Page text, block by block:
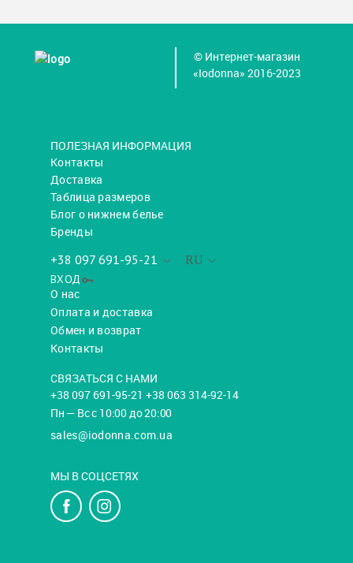
© Интернет-магазин
«Iodonna» 2016-2023
ПОЛЕЗНАЯ ИНФОРМАЦИЯ
Контакты
Доставка
Таблица размеров
Блог о нижнем белье
Бренды
RU
+38 097 691-95-21
ВХОД
О нас
Оплата и доставка
Обмен и возврат
Контакты
СВЯЗАТЬСЯ С НАМИ
+38 097 691-95-21 +38 063 314-92-14
Пн — Вс с 10:00 до 20:00
sales@iodonna.com.ua
МЫ В СОЦСЕТЯХ